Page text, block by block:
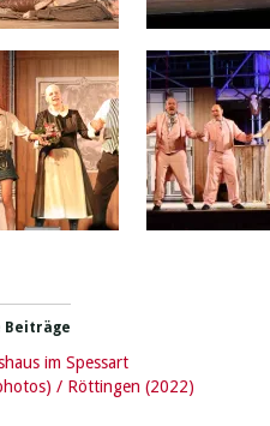
Beiträge
im Spessart
/ Röttingen (2022)